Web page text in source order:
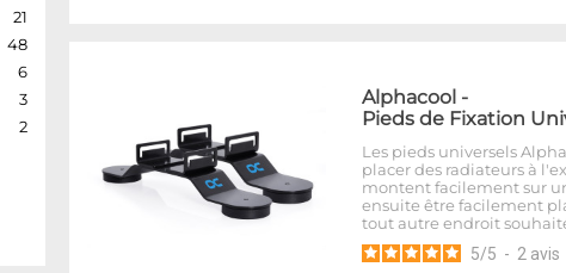
21
48
6
3
2
Alphacool -
Pieds de Fixation
Les pieds universels
placer des radiateurs à
montent facilement sur
ensuite être facilement
tout autre endroit
5/5 - 2 avis